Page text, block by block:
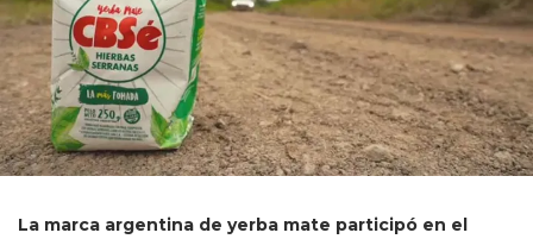
La marca argentina de yerba mate participó en el